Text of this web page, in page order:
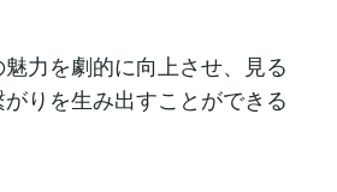
力を劇的に向上させ、見る
りを生み出すことができる